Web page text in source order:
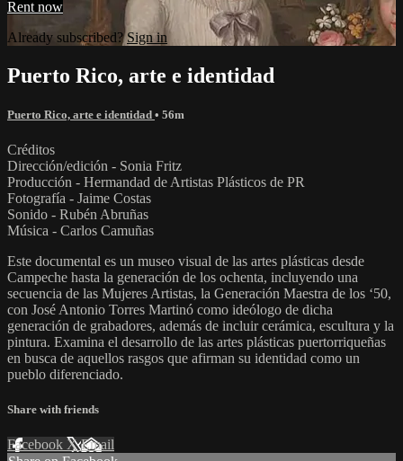
Rent now
Already subscribed?Sign in
Puerto Rico, arte e identidad
Puerto Rico, arte e identidad • 56m
Créditos
Dirección/edición - Sonia Fritz
Producción - Hermandad de Artistas Plásticos de PR
Fotografía - Jaime Costas
Sonido - Rubén Abruñas
Música - Carlos Camuñas
Este documental es un museo visual de las artes plásticas desde
Campeche hasta la generación de los ochenta, incluyendo una
secuencia de las Mujeres Artistas, la Generación Maestra de los ‘50,
con José Antonio Torres Martinó como ideólogo de dicha
generación de grabadores, además de incluir cerámica, escultura y la
pintura. Examina el desarrollo de las artes plásticas puertorriqueñas
en busca de aquellos rasgos que afirman su identidad como un
pueblo diferenciado.
Share with friends
Facebook XEmail